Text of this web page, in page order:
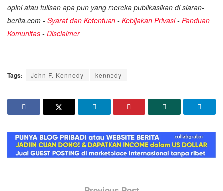
opini atau tulisan apa pun yang mereka publikasikan di siaran-
berita.com - Syarat dan Ketentuan - Kebijakan Privasi- Panduan
Komunitas - Disclaimer
Tags: John F. Kennedy kennedy